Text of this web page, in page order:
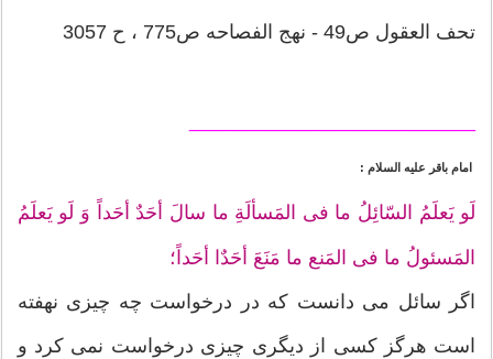
تحف العقول ص49 - نهج الفصاحه ص775 ، ح 3057
امام باقر عليه السلام :
لَو یَعلَمُ السّائِلُ ما فی المَسألَةِ ما سالَ أحَدٌ أحَداً وَ لَو یَعلَمُ
المَسئولُ ما فی المَنع ما مَنَعَ أحَدٌا أحَداً؛
اگر سائل می دانست که در درخواست چه چیزی نهفته
است هرگز کسی از دیگری چیزی درخواست نمی کرد و